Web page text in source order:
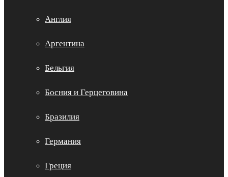
Англия
Аргентина
Бельгия
Босния и Герцеговина
Бразилия
Германия
Греция